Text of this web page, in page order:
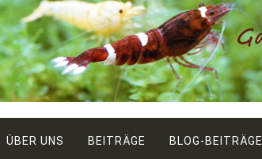
ÜBER UNS BEITRÄGE BLOG-BEITRÄGE